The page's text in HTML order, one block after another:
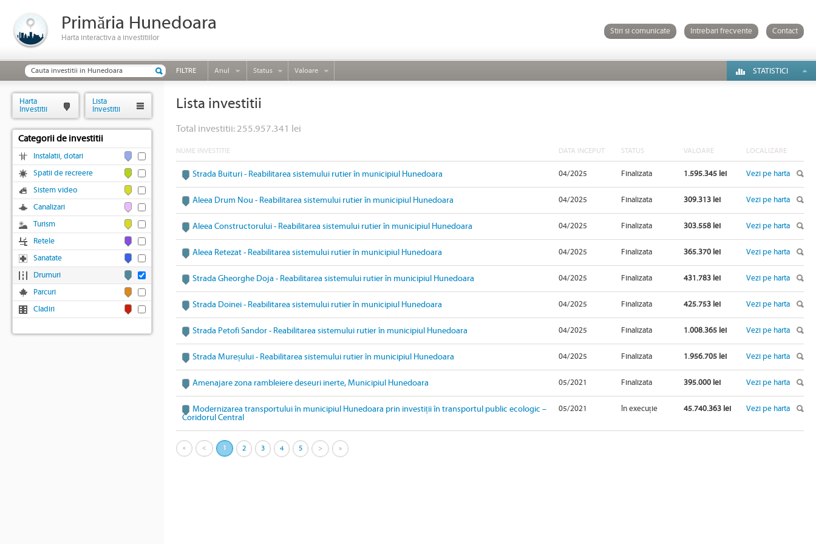
Primăria Hunedoara
Harta interactiva a investitiilor
Stiri si comunicate Intrebari frecvente Contact
FILTRE Anul Status Valoare STATISTICI
Lista investitii
Total investitii: 255.957.341 lei
NUME INVESTITIE DATA INCEPUT STATUS VALOARE LOCALIZARE
Strada Buituri - Reabilitarea sistemului rutier în municipiul Hunedoara 04/2025 Finalizata 1.595.345 lei Vezi pe harta
Aleea Drum Nou - Reabilitarea sistemului rutier în municipiul Hunedoara 04/2025 Finalizata 309.313 lei Vezi pe harta
Aleea Constructorului - Reabilitarea sistemului rutier în municipiul Hunedoara 04/2025 Finalizata 303.558 lei Vezi pe harta
Aleea Retezat - Reabilitarea sistemului rutier în municipiul Hunedoara 04/2025 Finalizata 365.370 lei Vezi pe harta
Strada Gheorghe Doja - Reabilitarea sistemului rutier în municipiul Hunedoara 04/2025 Finalizata 431.783 lei Vezi pe harta
Strada Doinei - Reabilitarea sistemului rutier în municipiul Hunedoara 04/2025 Finalizata 425.753 lei Vezi pe harta
Strada Petofi Sandor - Reabilitarea sistemului rutier în municipiul Hunedoara 04/2025 Finalizata 1.008.365 lei Vezi pe harta
Strada Mureșului - Reabilitarea sistemului rutier în municipiul Hunedoara 04/2025 Finalizata 1.956.705 lei Vezi pe harta
Amenajare zona rambleiere deseuri inerte, Municipiul Hunedoara 05/2021 Finalizata 395.000 lei Vezi pe harta
Modernizarea transportului în municipiul Hunedoara prin investiții în transportul public ecologic –
Coridorul Central
05/2021 În execuție 45.740.363 lei Vezi pe harta
« < 1 2 3 4 5 > »
Harta
Investitii
Lista
Investitii
Categorii de investitii
Instalatii, dotari
Spatii de recreere
Sistem video
Canalizari
Turism
Retele
Sanatate
Drumuri
Parcuri
Cladiri